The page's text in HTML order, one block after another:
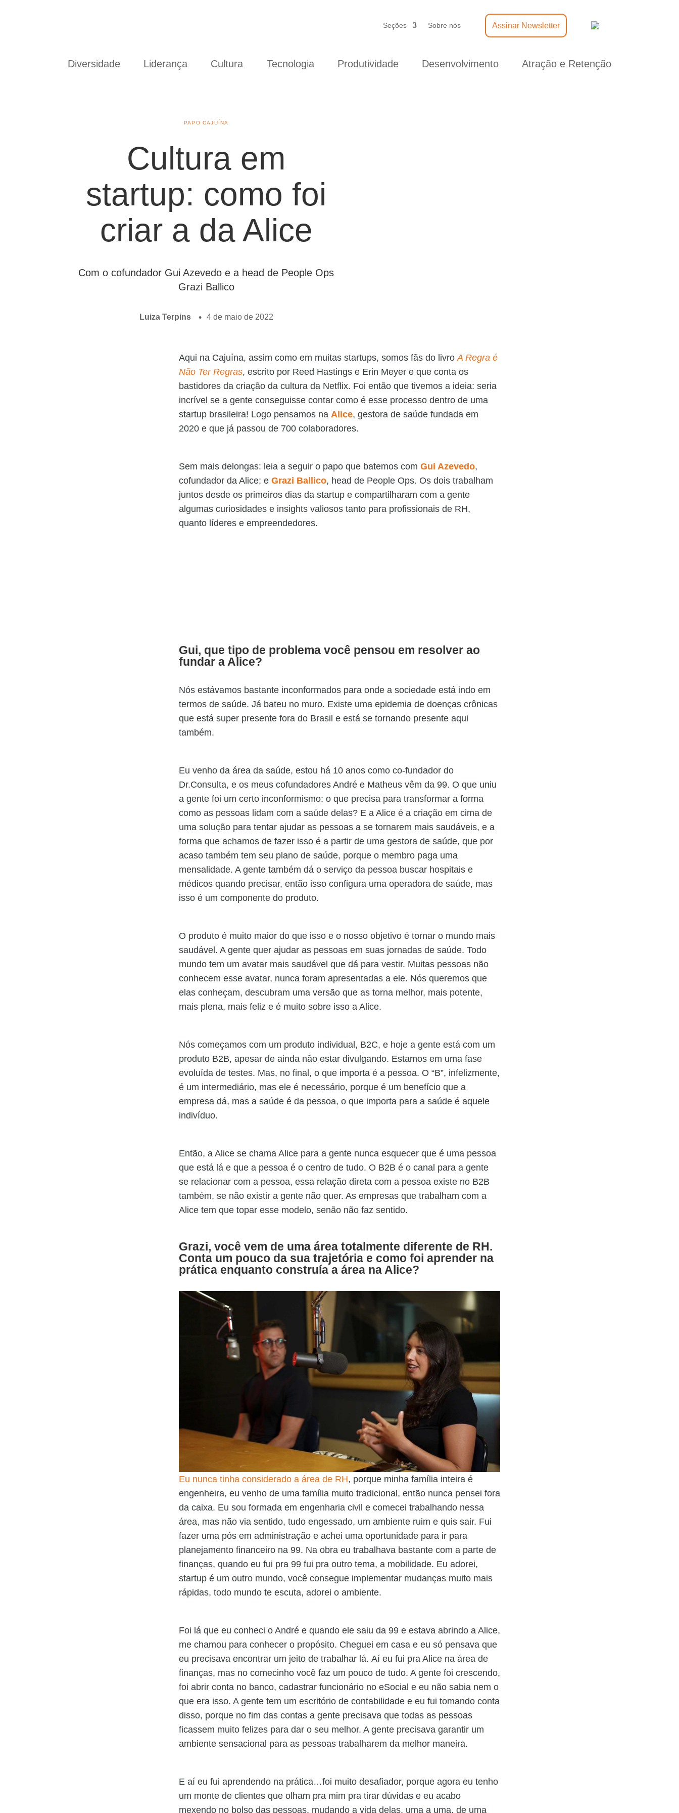
Seções Sobre nós Assinar Newsletter
Diversidade Liderança Cultura Tecnologia Produtividade Desenvolvimento Atração e Retenção
PAPO CAJUÍNA
Cultura em
startup: como foi
criar a da Alice
Com o cofundador Gui Azevedo e a head de People Ops
Grazi Ballico
Luiza Terpins 4 de maio de 2022
Aqui na Cajuína, assim como em muitas startups, somos fãs do livroA Regra é
Não Ter Regras, escrito por Reed Hastings e Erin Meyer e que conta os
bastidores da criação da cultura da Netflix. Foi então que tivemos a ideia: seria
incrível se a gente conseguisse contar como é esse processo dentro de uma
startup brasileira! Logo pensamos na Alice, gestora de saúde fundada em
2020 e que já passou de 700 colaboradores.
Sem mais delongas: leia a seguir o papo que batemos com Gui Azevedo,
cofundador da Alice; e Grazi Ballico, head de People Ops. Os dois trabalham
juntos desde os primeiros dias da startup e compartilharam com a gente
algumas curiosidades e insights valiosos tanto para profissionais de RH,
quanto líderes e empreendedores.
Gui, que tipo de problema você pensou em resolver ao
fundar a Alice?
Nós estávamos bastante inconformados para onde a sociedade está indo em
termos de saúde. Já bateu no muro. Existe uma epidemia de doenças crônicas
que está super presente fora do Brasil e está se tornando presente aqui
também.
Eu venho da área da saúde, estou há 10 anos como co-fundador do
Dr.Consulta, e os meus cofundadores André e Matheus vêm da 99. O que uniu
a gente foi um certo inconformismo: o que precisa para transformar a forma
como as pessoas lidam com a saúde delas? E a Alice é a criação em cima de
uma solução para tentar ajudar as pessoas a se tornarem mais saudáveis, e a
forma que achamos de fazer isso é a partir de uma gestora de saúde, que por
acaso também tem seu plano de saúde, porque o membro paga uma
mensalidade. A gente também dá o serviço da pessoa buscar hospitais e
médicos quando precisar, então isso configura uma operadora de saúde, mas
isso é um componente do produto.
O produto é muito maior do que isso e o nosso objetivo é tornar o mundo mais
saudável. A gente quer ajudar as pessoas em suas jornadas de saúde. Todo
mundo tem um avatar mais saudável que dá para vestir. Muitas pessoas não
conhecem esse avatar, nunca foram apresentadas a ele. Nós queremos que
elas conheçam, descubram uma versão que as torna melhor, mais potente,
mais plena, mais feliz e é muito sobre isso a Alice.
Nós começamos com um produto individual, B2C, e hoje a gente está com um
produto B2B, apesar de ainda não estar divulgando. Estamos em uma fase
evoluída de testes. Mas, no final, o que importa é a pessoa. O “B”, infelizmente,
é um intermediário, mas ele é necessário, porque é um benefício que a
empresa dá, mas a saúde é da pessoa, o que importa para a saúde é aquele
indivíduo.
Então, a Alice se chama Alice para a gente nunca esquecer que é uma pessoa
que está lá e que a pessoa é o centro de tudo. O B2B é o canal para a gente
se relacionar com a pessoa, essa relação direta com a pessoa existe no B2B
também, se não existir a gente não quer. As empresas que trabalham com a
Alice tem que topar esse modelo, senão não faz sentido.
Grazi, você vem de uma área totalmente diferente de RH.
Conta um pouco da sua trajetória e como foi aprender na
prática enquanto construía a área na Alice?
Eu nunca tinha considerado a área de RH, porque minha família inteira é
engenheira, eu venho de uma família muito tradicional, então nunca pensei fora
da caixa. Eu sou formada em engenharia civil e comecei trabalhando nessa
área, mas não via sentido, tudo engessado, um ambiente ruim e quis sair. Fui
fazer uma pós em administração e achei uma oportunidade para ir para
planejamento financeiro na 99. Na obra eu trabalhava bastante com a parte de
finanças, quando eu fui pra 99 fui pra outro tema, a mobilidade. Eu adorei,
startup é um outro mundo, você consegue implementar mudanças muito mais
rápidas, todo mundo te escuta, adorei o ambiente.
Foi lá que eu conheci o André e quando ele saiu da 99 e estava abrindo a Alice,
me chamou para conhecer o propósito. Cheguei em casa e eu só pensava que
eu precisava encontrar um jeito de trabalhar lá. Aí eu fui pra Alice na área de
finanças, mas no comecinho você faz um pouco de tudo. A gente foi crescendo,
foi abrir conta no banco, cadastrar funcionário no eSocial e eu não sabia nem o
que era isso. A gente tem um escritório de contabilidade e eu fui tomando conta
disso, porque no fim das contas a gente precisava que todas as pessoas
ficassem muito felizes para dar o seu melhor. A gente precisava garantir um
ambiente sensacional para as pessoas trabalharem da melhor maneira.
E aí eu fui aprendendo na prática…foi muito desafiador, porque agora eu tenho
um monte de clientes que olham pra mim pra tirar dúvidas e eu acabo
mexendo no bolso das pessoas, mudando a vida delas, uma a uma, de uma